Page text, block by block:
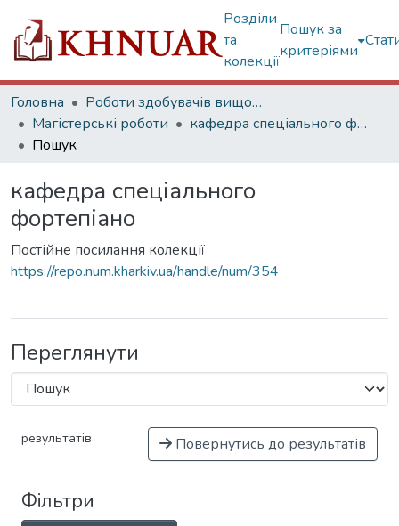
Розділи
та
колекції
Пошук за
критеріями
Головна
Роботи здобувачів вищої освіти
Магістерські роботи
кафедра спеціального фортепіано
Пошук
кафедра спеціального
фортепіано
Постійне посилання колекції
https://repo.num.kharkiv.ua/handle/num/354
Переглянути
результатів Повернутись до результатів
Фільтри